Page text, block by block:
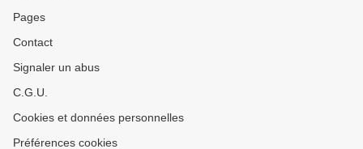
Pages
Contact
Signaler un abus
C.G.U.
Cookies et données personnelles
Préférences cookies